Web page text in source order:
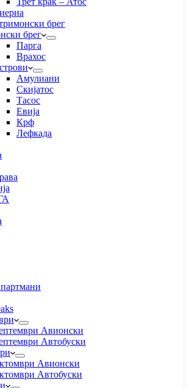
брег
брег
Парга
Врахос
Амулиани
Скијатос
Тасос
Евија
Крф
Лефкада
Авионски
Автобуски
Авионски
Автобуски